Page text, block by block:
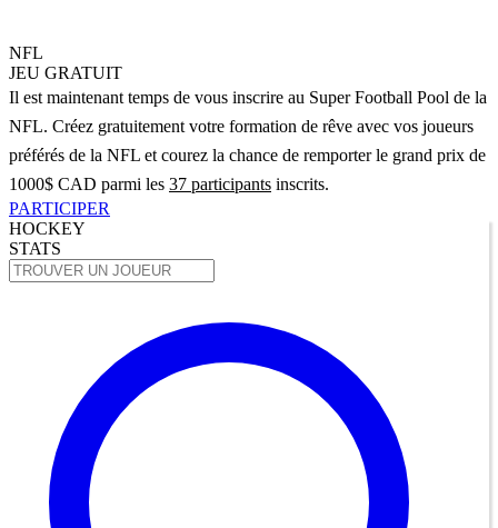
NFL
JEU GRATUIT
Il est maintenant temps de vous inscrire au Super Football Pool de la
NFL. Créez gratuitement votre formation de rêve avec vos joueurs
préférés de la NFL et courez la chance de remporter le grand prix de
1000$ CAD parmi les 37 participants inscrits.
PARTICIPER
HOCKEY
STATS